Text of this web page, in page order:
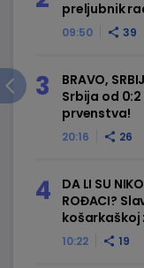
09:50 39
preljubnik
20:16 26
BRAVO,
Srbija od
prvenstva!
10:22 19
DA LI SU
ROĐACI?
košarkaškoj